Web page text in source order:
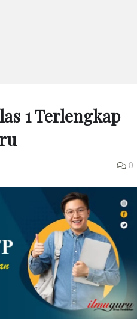
1 Terlengkap
0